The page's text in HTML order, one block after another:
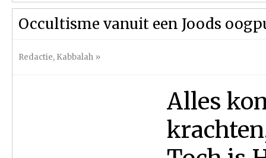
Occultisme vanuit een Joods
Redactie, Kabbalah »
Alles